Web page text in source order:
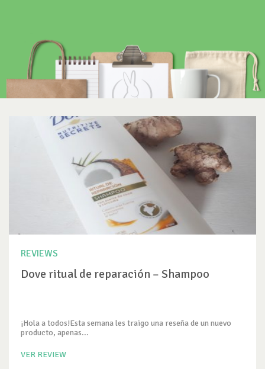
REVIEWS
Dove ritual de reparación – Shampoo
¡Hola a todos!Esta semana les traigo una reseña de un nuevo
producto, apenas...
VER REVIEW